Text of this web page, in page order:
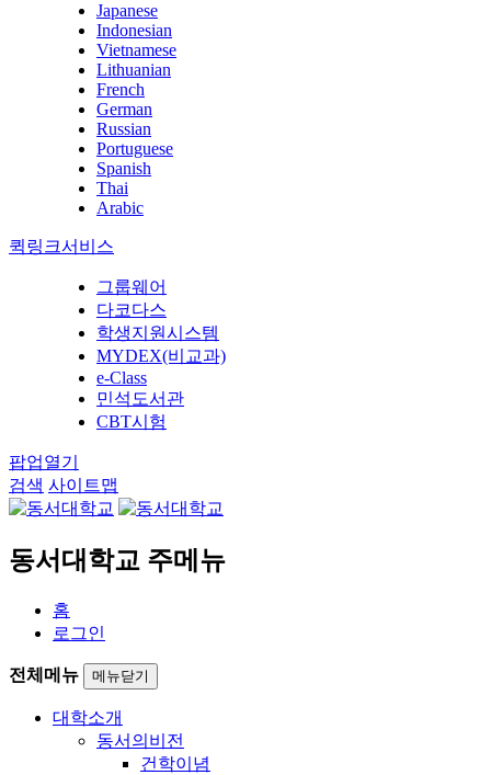
Japanese
Indonesian
Vietnamese
Lithuanian
French
German
Russian
Portuguese
Spanish
Thai
Arabic
퀵링크서비스
그룹웨어
다코다스
학생지원시스템
MYDEX(비교과)
e-Class
민석도서관
CBT시험
팝업열기
검색 사이트맵
동서대학교 주메뉴
홈
로그인
전체메뉴 메뉴닫기
대학소개
동서의비전
건학이념